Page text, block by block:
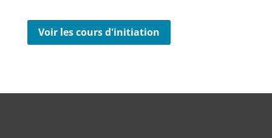
Voir les cours d'initiation